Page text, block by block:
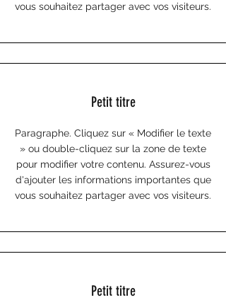
vous souhaitez partager avec vos visiteurs.
Petit titre
Paragraphe. Cliquez sur « Modifier le texte
» ou double-cliquez sur la zone de texte
pour modifier votre contenu. Assurez-vous
d'ajouter les informations importantes que
vous souhaitez partager avec vos visiteurs.
Petit titre